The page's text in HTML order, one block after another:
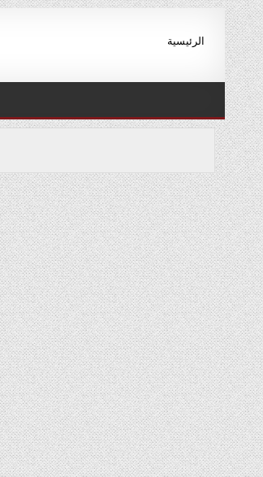
Skip
to
content
الرئيسية